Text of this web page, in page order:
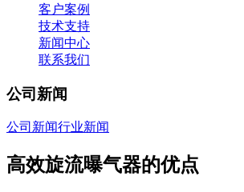
客户案例
技术支持
新闻中心
联系我们
公司新闻
公司新闻行业新闻
高效旋流曝气器的优点